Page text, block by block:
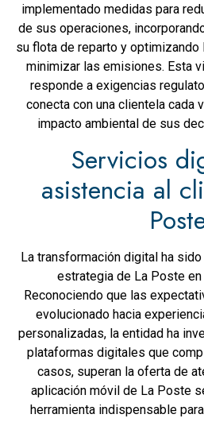
implementado medidas para
de sus operaciones,
su flota de reparto y optimizando
minimizar las emisiones. Esta
responde a exigencias
conecta con una clientela cada
impacto ambiental de sus
Servicios
asistencia al
La transformación digital ha
estrategia de La Poste
Reconociendo que las
evolucionado hacia
personalizadas, la entidad ha
plataformas digitales que
casos, superan la oferta de
aplicación móvil de La Poste
herramienta indispensable